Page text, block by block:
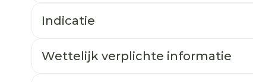
Indicatie
Wettelijk verplichte informatie